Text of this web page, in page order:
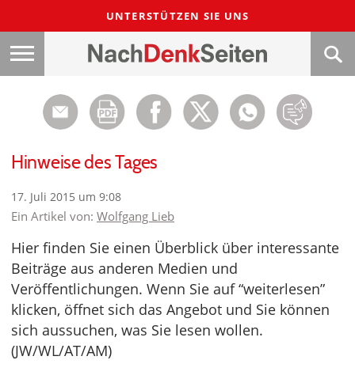
UNTERSTÜTZEN SIE UNS
Hinweise des Tages
17. Juli 2015 um 9:08
Ein Artikel von: Wolfgang Lieb
Hier finden Sie einen Überblick über interessante
Beiträge aus anderen Medien und
Veröffentlichungen. Wenn Sie auf “weiterlesen”
klicken, öffnet sich das Angebot und Sie können
sich aussuchen, was Sie lesen wollen.
(JW/WL/AT/AM)